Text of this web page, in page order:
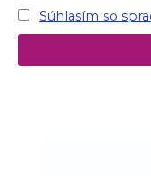
Súhlasím so